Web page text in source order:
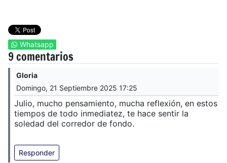
Whatsapp
9 comentarios
Gloria
Domingo, 21 Septiembre 2025 17:25
Julio, mucho pensamiento, mucha reflexión, en estos
tiempos de todo inmediatez, te hace sentir la
soledad del corredor de fondo.
Responder